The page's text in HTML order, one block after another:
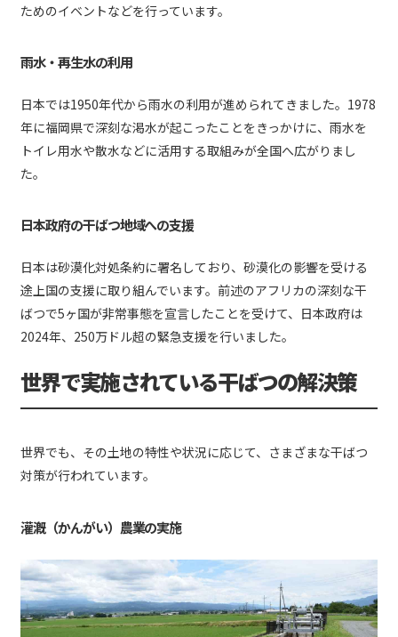
ためのイベントなどを行っています。
雨水・再生水の利用
日本では1950年代から雨水の利用が進められてきました。1978
年に福岡県で深刻な渇水が起こったことをきっかけに、雨水を
トイレ用水や散水などに活用する取組みが全国へ広がりまし
た。
日本政府の干ばつ地域への支援
日本は砂漠化対処条約に署名しており、砂漠化の影響を受ける
途上国の支援に取り組んでいます。前述のアフリカの深刻な干
ばつで5ヶ国が非常事態を宣言したことを受けて、日本政府は
2024年、250万ドル超の緊急支援を行いました。
世界で実施されている干ばつの解決策
世界でも、その土地の特性や状況に応じて、さまざまな干ばつ
対策が行われています。
灌漑（かんがい）農業の実施